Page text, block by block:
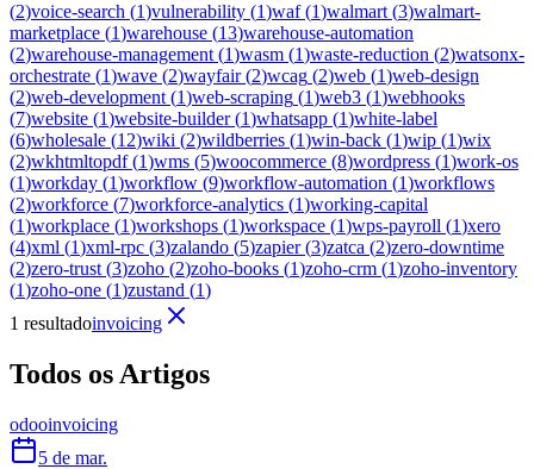
(2)voice-search (1)vulnerability (1)waf(1)walmart (3)walmart-
marketplace (1)warehouse (13)warehouse-automation
(2)warehouse-management (1)wasm (1)waste-reduction (2)watsonx-
orchestrate (1)wave (2)wayfair(2)wcag (2)web (1)web-design
(2)web-development (1)web-scraping (1)web3 (1)webhooks
(7)website (1)website-builder(1)whatsapp (1)white-label
(6)wholesale (12)wiki (2)wildberries (1)win-back (1)wip (1)wix
(2)wkhtmltopdf(1)wms (5)woocommerce (8)wordpress (1)work-os
(1)workday (1)workflow (9)workflow-automation (1)workflows
(2)workforce (7)workforce-analytics (1)working-capital
(1)workplace (1)workshops (1)workspace (1)wps-payroll (1)xero
(4)xml (1)xml-rpc (3)zalando (5)zapier(3)zatca (2)zero-downtime
(2)zero-trust (3)zoho (2)zoho-books (1)zoho-crm (1)zoho-inventory
(1)zoho-one (1)zustand (1)
1 resultadoinvoicing
Todos os Artigos
odooinvoicing
5 de mar.